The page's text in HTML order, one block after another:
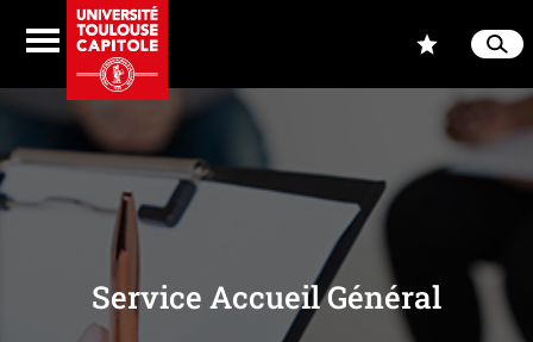
Menu
Service Accueil Général